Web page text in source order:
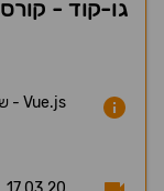
גו-קוד - קורס
Vue.js - שיעור 10 - ספריית Element UI, Vuetify